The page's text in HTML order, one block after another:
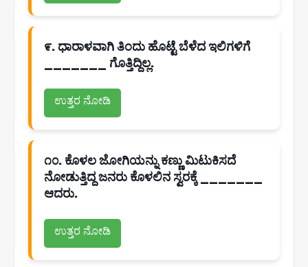
೯. ಧಾರಾಳವಾಗಿ ತಿಂದು ಹೊಟ್ಟೆ ಬೆಳೆದ ಇಲಿಗಳಿಗೆ
_______ ಗೊತ್ತಿದ್ದಿಲ್ಲ.
ಉತ್ತರ ನೋಡಿ
೧೦. ಕೊಳಲ ಜೋಗಿಯನ್ನು ಕಣ್ಣು ಮಿಟುಕಿಸದೆ
ನೋಡುತ್ತಿದ್ದ ಜನರು ಕೊಳಲಿನ ಸ್ವರಕ್ಕೆ _______
ಆದರು.
ಉತ್ತರ ನೋಡಿ